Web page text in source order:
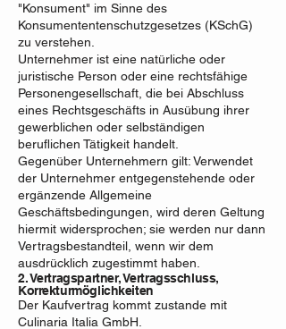
"Konsument" im Sinne des
Konsumententenschutzgesetzes (KSchG)
zu verstehen.
Unternehmer ist eine natürliche oder
juristische Person oder eine rechtsfähige
Personengesellschaft, die bei Abschluss
eines Rechtsgeschäfts in Ausübung ihrer
gewerblichen oder selbständigen
beruflichen Tätigkeit handelt.
Gegenüber Unternehmern gilt: Verwendet
der Unternehmer entgegenstehende oder
ergänzende Allgemeine
Geschäftsbedingungen, wird deren Geltung
hiermit widersprochen; sie werden nur dann
Vertragsbestandteil, wenn wir dem
ausdrücklich zugestimmt haben.
2. Vertragspartner, Vertragsschluss,
Korrekturmöglichkeiten
Der Kaufvertrag kommt zustande mit
Culinaria Italia GmbH.